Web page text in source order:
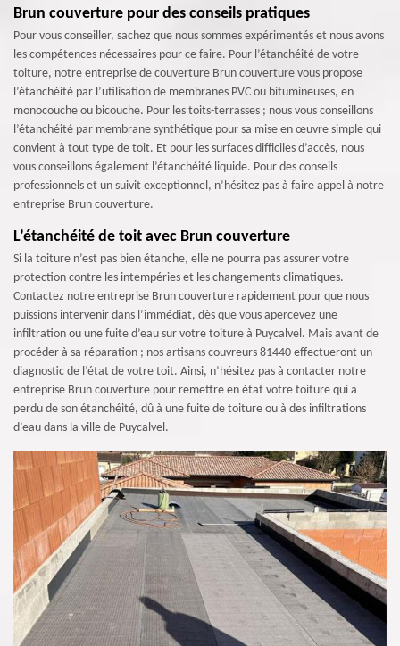
Brun couverture pour des conseils pratiques
Pour vous conseiller, sachez que nous sommes expérimentés et nous avons
les compétences nécessaires pour ce faire. Pour l’étanchéité de votre
toiture, notre entreprise de couverture Brun couverture vous propose
l’étanchéité par l’utilisation de membranes PVC ou bitumineuses, en
monocouche ou bicouche. Pour les toits-terrasses ; nous vous conseillons
l’étanchéité par membrane synthétique pour sa mise en œuvre simple qui
convient à tout type de toit. Et pour les surfaces difficiles d’accès, nous
vous conseillons également l’étanchéité liquide. Pour des conseils
professionnels et un suivit exceptionnel, n’hésitez pas à faire appel à notre
entreprise Brun couverture.
L’étanchéité de toit avec Brun couverture
Si la toiture n’est pas bien étanche, elle ne pourra pas assurer votre
protection contre les intempéries et les changements climatiques.
Contactez notre entreprise Brun couverture rapidement pour que nous
puissions intervenir dans l’immédiat, dès que vous apercevez une
infiltration ou une fuite d’eau sur votre toiture à Puycalvel. Mais avant de
procéder à sa réparation ; nos artisans couvreurs 81440 effectueront un
diagnostic de l’état de votre toit. Ainsi, n’hésitez pas à contacter notre
entreprise Brun couverture pour remettre en état votre toiture qui a
perdu de son étanchéité, dû à une fuite de toiture ou à des infiltrations
d’eau dans la ville de Puycalvel.